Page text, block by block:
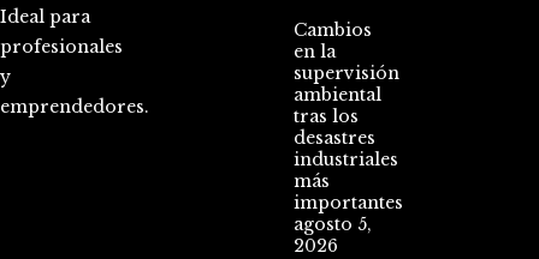
Ideal para
profesionales
y
emprendedores.
Cambios
en la
supervisión
ambiental
tras los
desastres
industriales
más
importantes
agosto 5,
2026